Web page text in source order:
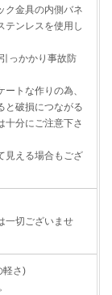
ク金具の内側バネ
テンレスを使用し
っかかり事故防
トな作りの為、
と破損につながる
十分にご注意下さ
見える場合もござ
一切ございませ
軽さ)